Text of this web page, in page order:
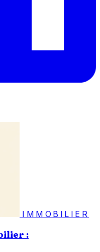
IMMOBILIER
: